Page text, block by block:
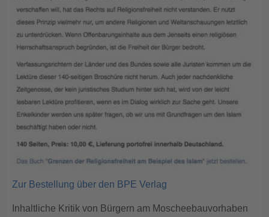
Zur Bestellung über den BPE Verlag
Inhaltliche Kritik von Bürgern am Moscheebauvorhaben